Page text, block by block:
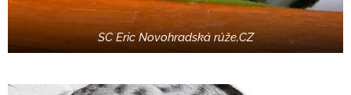
SC Eric Novohradská růže,CZ